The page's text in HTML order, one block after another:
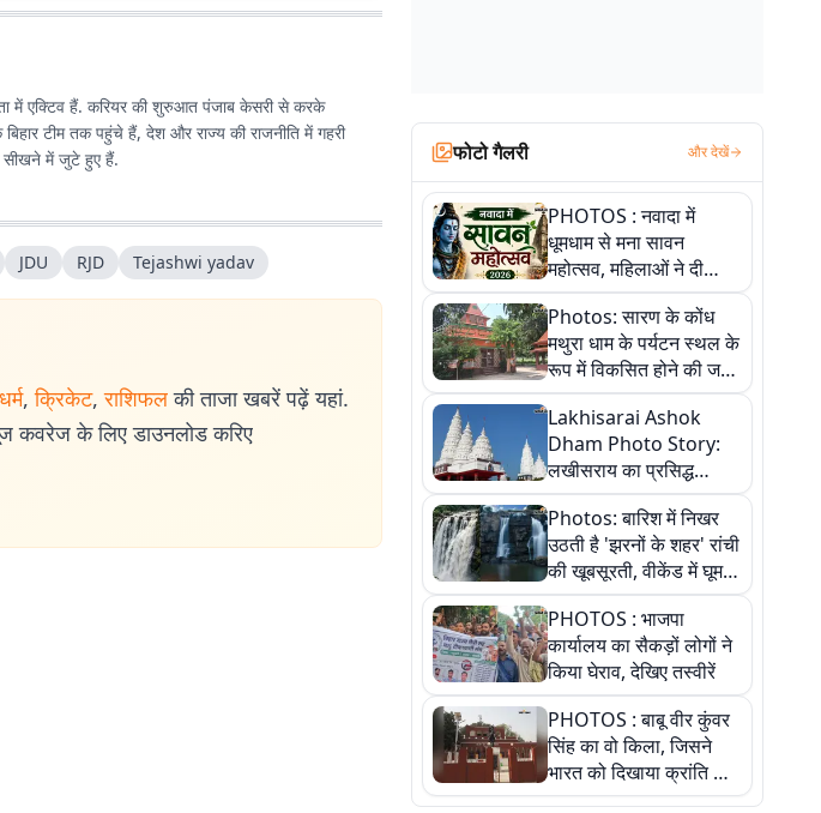
में एक्टिव हैं. करियर की शुरुआत पंजाब केसरी से करके
टीम तक पहुंचे हैं, देश और राज्य की राजनीति में गहरी
सीखने में जुटे हुए हैं.
JDU RJD Tejashwi yadav
धर्म, क्रिकेट, राशिफल की ताजा खबरें पढ़ें यहां.
कवरेज के लिए डाउनलोड करिए
फोटो गैलरी और देखें
PHOTOS : नवादा में
धूमधाम से मना सावन
महोत्सव, महिलाओं ने दी
सांस्कृतिक प्रस्तुतियां
Photos: सारण के कोंध
मथुरा धाम के पर्यटन स्थल के
रूप में विकसित होने की जगी
आस, 9 तस्वीरों में देखें पूरी
कहानी
Lakhisarai Ashok
Dham Photo Story:
लखीसराय का प्रसिद्ध
अशोक धाम—आस्था,
श्रृंगार, अनुष्ठान और
अलौकिक संध्या आरती के
विहंगम दृश्य
Photos: बारिश में निखर
उठती है 'झरनों के शहर' रांची
की खूबसूरती, वीकेंड में घूम
आएं ये 5 वादियां
PHOTOS : भाजपा
कार्यालय का सैकड़ों लोगों ने
किया घेराव, देखिए तस्वीरें
PHOTOS : बाबू वीर कुंवर
सिंह का वो किला, जिसने
भारत को दिखाया क्रांति का
रास्ता: तस्वीरों में देखिए